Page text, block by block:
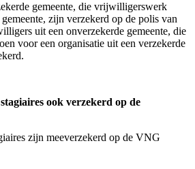
gemeente, die vrijwilligerswerk
zijn verzekerd op de polis van
uit een onverzekerde gemeente, die
voor een organisatie uit een verzekerde
ook verzekerd op de
zijn meeverzekerd op de VNG